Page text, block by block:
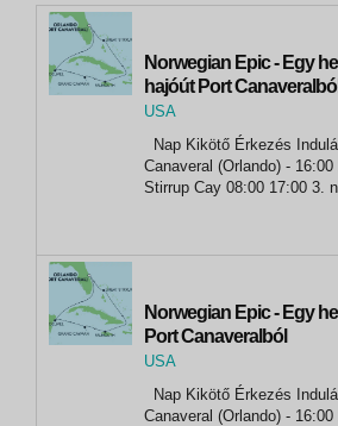
Norwegian Epic - Egy
hajóút Port Canaveralból
USA
Port Canaveral
Canaveral (Orlando) - 16:00 2. nap Great
Stirrup Cay 08:00 17:00 3. nap tengeren - - 4.
nap...
Norwegian Epic - Egy
Port Canaveralból
USA
Port Canaveral
Canaveral (Orlando) - 16:00 2. nap Great